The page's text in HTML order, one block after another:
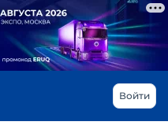
Войти